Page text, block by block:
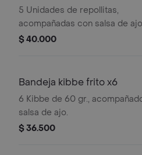
5 Unidades de repollitas,
acompañadas con salsa de
$ 40.000
Bandeja kibbe frito x6
6 Kibbe de 60 gr.,
salsa de ajo.
$ 36.500